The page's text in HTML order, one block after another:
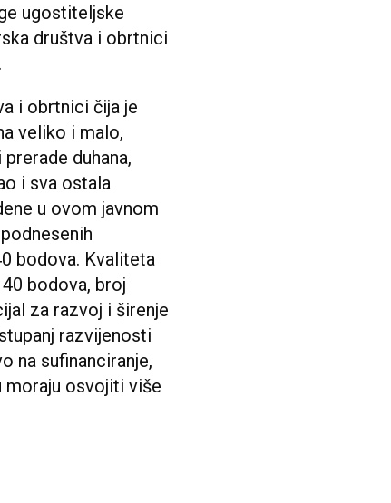
ugostiteljske
društva i obrtnici
i obrtnici čija je
veliko i malo,
duhana,
i sva ostala
u ovom javnom
bodova. Kvaliteta
bodova, broj
za razvoj i širenje
razvijenosti
na sufinanciranje,
moraju osvojiti više